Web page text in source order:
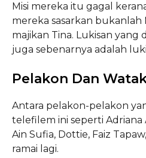
Misi mereka itu gagal
mereka sasarkan
majikan Tina. Lukisan yang
juga sebenarnya adalah
Pelakon Dan
Antara pelakon-pelakon
telefilem ini seperti Adriana
Ain Sufia, Dottie, Faiz
ramai lagi.